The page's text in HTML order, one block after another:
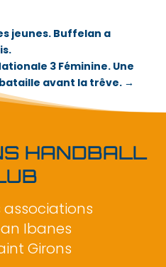
jeunes. Buffelan a
3 Féminine. Une
avant la trêve. →
HANDBALL
associations
Ibanes
Girons